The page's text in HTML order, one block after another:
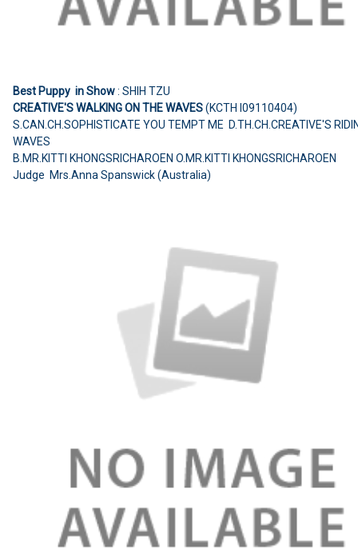
Best Puppy in Show: SHIH TZU
CREATIVE'S WALKING ON THE WAVES(KCTH I09110404)
S.CAN.CH.SOPHISTICATE YOU TEMPT ME D.TH.CH.CREATIVE'S
WAVES
B.MR.KITTI KHONGSRICHAROEN O.MR.KITTI KHONGSRICHAROEN
Judge Mrs.Anna Spanswick (Australia)